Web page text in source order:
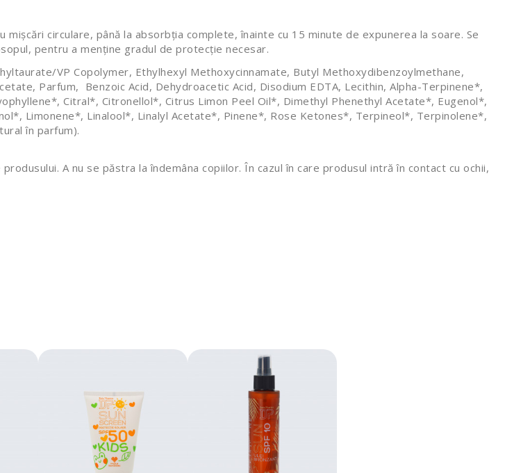
circulare, până la absorbția complete, înainte cu 15 minute de expunerea la soare. Se
pentru a menține gradul de protecție necesar.
VP Copolymer, Ethylhexyl Methoxycinnamate, Butyl Methoxydibenzoylmethane,
Parfum, Benzoic Acid, Dehydroacetic Acid, Disodium EDTA, Lecithin, Alpha-Terpinene*,
Citral*, Citronellol*, Citrus Limon Peel Oil*, Dimethyl Phenethyl Acetate*, Eugenol*,
Limonene*, Linalool*, Linalyl Acetate*, Pinene*, Rose Ketones*, Terpineol*, Terpinolene*,
în parfum).
A nu se păstra la îndemâna copiilor. În cazul în care produsul intră în contact cu ochii,